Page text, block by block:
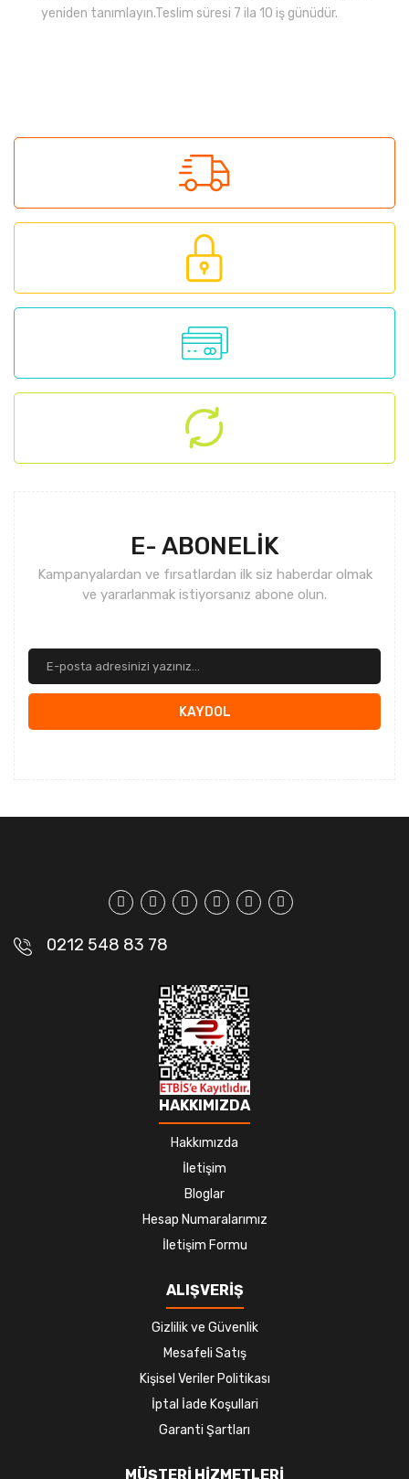
yeniden tanımlayın.Teslim süresi 7 ila 10 iş günüdür.
Yorum Yaz
Görüş ve önerileriniz için teşekkür ederiz.
Ürün resmi kalitesiz, bozuk veya görüntülenemiyor.
Ürün açıklamasında eksik bilgiler bulunuyor.
Ürün bilgilerinde hatalar bulunuyor.
Bu ürüne benzer farklı alternatifler olmalı.
E- ABONELİK
Kampanyalardan ve fırsatlardan ilk siz haberdar olmak
ve yararlanmak istiyorsanız abone olun.
KAYDOL
0212 548 83 78
HAKKIMIZDA
Hakkımızda
İletişim
Bloglar
Hesap Numaralarımız
İletişim Formu
ALIŞVERİŞ
Gizlilik ve Güvenlik
Mesafeli Satış
Kişisel Veriler Politikası
İptal İade Koşullari
Garanti Şartları
MÜŞTERİ HİZMETLERİ